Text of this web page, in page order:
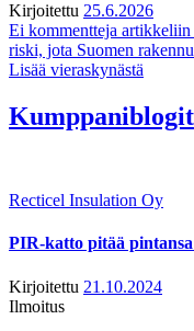
Kirjoitettu 25.6.2026
Ei kommentteja artikkeliin
riski, jota Suomen
Lisää vieraskynästä
Kumppaniblogit
Recticel Insulation Oy
PIR-katto pitää
Kirjoitettu 21.10.2024
Ilmoitus